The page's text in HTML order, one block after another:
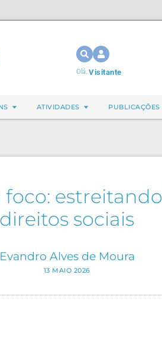
Olá,Visitante
ATIVIDADES PUBLICAÇÕES
direitos sociais
Evandro Alves de Moura
13 MAIO 2026